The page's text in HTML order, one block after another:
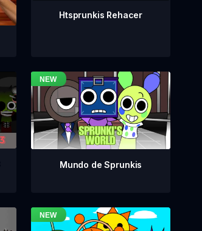
Htsprunkis Rehacer
Mundo de Sprunkis